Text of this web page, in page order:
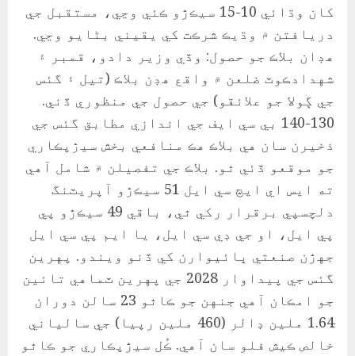
کان وڌائي 10-15 سيڪڙو ڪئي وڃي، مستقبل جي
دريافتن ۾ وڌيڪ شرڪت کي يقيني بڻايو وڃي.
هڊان بلاڪ جو حصول: وڏي وزير دادو، قمبر ۽
شهدادڪوٽ ضلعن ۾ واقع هڊن بلاڪ (تيل ۽ گئس
جي ڳولا جو علائقو) جي حصول جي منظوري ڏني.
130-140 بي سي ايف جي اندازي مطابق گئس جي
ذخيرن سان هي بلاڪ هڪ منافعي بخش سيڙپڪاري
جو موقعو ڏئي ٿو. بلاڪ جي تفصيلن ۾ شامل آهي
ته ايس اي ايڇ سي ايل 51 سيڪڙو آپريٽنگ
دلچسپي برقرار رکي ٿي، باقي 49 سيڪڙو پي
پي ايل، او جي ڊي سي ايل، يا ايم پي سي ايل
جهڙن صنعتي ڀائيوارن کي ڏنو ويندو. پهرين
گئس جي پيداوار 2028 جي پهرين ٽماهي تائين
جو امڪان آهي جنهن جو ڪاٿو 23 سالن دوران
1.64 ملين ڊالر (460 ملين رپيا) جي سالياني
خالص ڪيش فلو سان آهي. ڪُل سيڙپڪاري جو ڪاٿو